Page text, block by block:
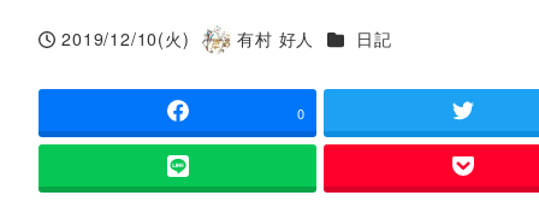
投稿日
2019/12/10(火)
著
有村 好人 カテゴリー
日記
0